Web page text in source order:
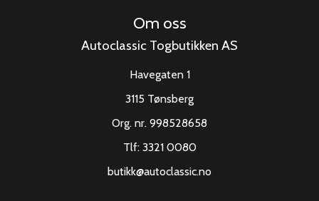
Om oss
Autoclassic Togbutikken AS
Havegaten 1
3115 Tønsberg
Org. nr. 998528658
Tlf: 3321 0080
butikk@autoclassic.no